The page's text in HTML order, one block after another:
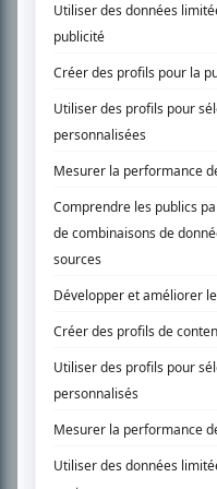
SUR LE RÉSEAU BIZZ MÉDIA
PLAN DU SITE
Accueil
Liste des oeuvres
Recherche avancée
À propos
Nous contacter
Termes et conditions
Politique de confidentialité
Gestion du consentement